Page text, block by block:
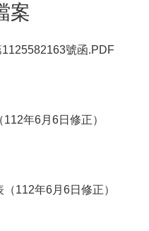
案
號函.PDF
年6月6日修正）
112年6月6日修正）